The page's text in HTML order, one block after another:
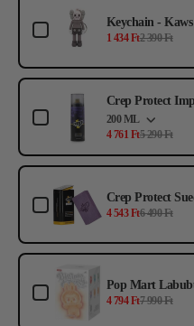
Keychain -
1 434 Ft2 390 Ft
Crep Protect
200 ML
4 761 Ft5 290 Ft
Crep Protect
4 543 Ft6 490 Ft
Pop Mart
4 794 Ft7 990 Ft